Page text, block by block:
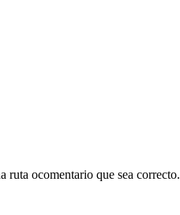
ruta ocomentario que sea correcto.